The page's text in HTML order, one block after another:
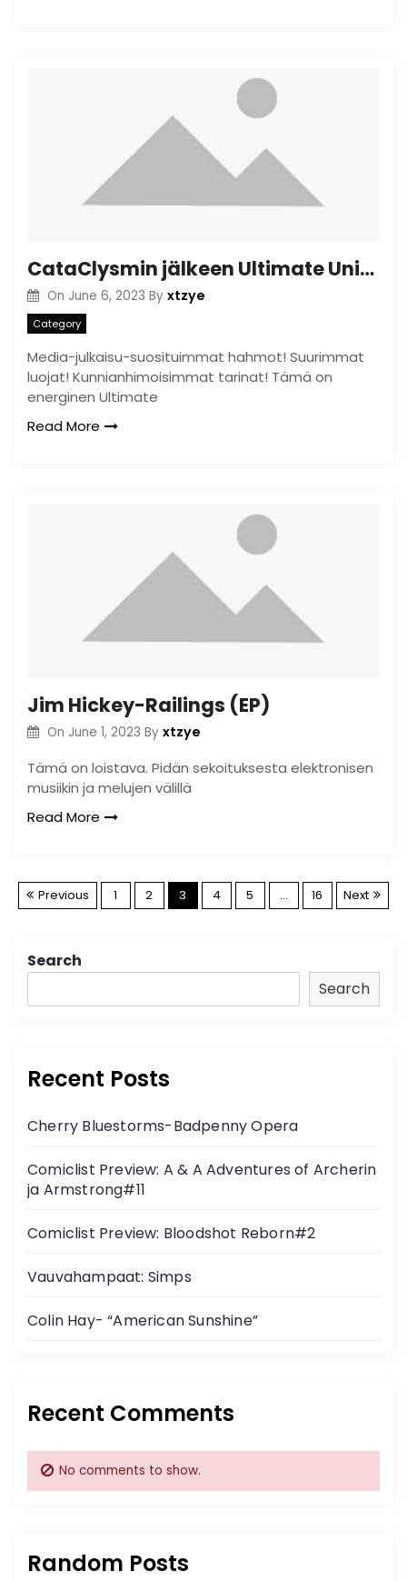
CataClysmin jälkeen Ultimate Universe on aivan-New
On June 6, 2023 By xtzye
Category
Media-julkaisu-suosituimmat hahmot! Suurimmat
luojat! Kunnianhimoisimmat tarinat! Tämä on
energinen Ultimate
Read More
Jim Hickey-Railings (EP)
On June 1, 2023 By xtzye
Tämä on loistava. Pidän sekoituksesta elektronisen
musiikin ja melujen välillä
Read More
P
s
a
v
i
a
o
Previous 1 2 3 4 5 … 16 Next
Search
Search
Recent Posts
Cherry Bluestorms-Badpenny Opera
Comiclist Preview: A & A Adventures of Archerin
ja Armstrong#11
Comiclist Preview: Bloodshot Reborn#2
Vauvahampaat: Simps
Colin Hay- “American Sunshine”
Recent Comments
No comments to show.
Random Posts